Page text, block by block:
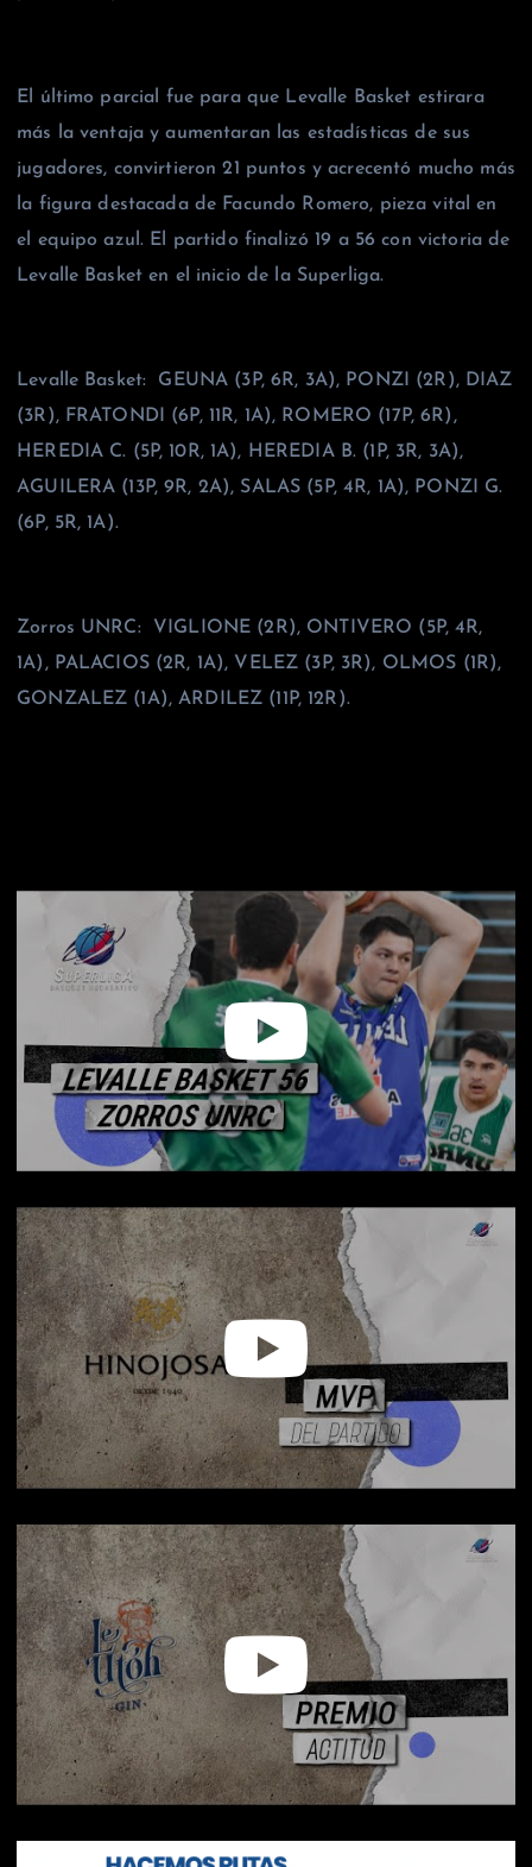
El último parcial fue para que Levalle Basket estirara
más la ventaja y aumentaran las estadísticas de sus
jugadores, convirtieron 21 puntos y acrecentó mucho más
la figura destacada de Facundo Romero, pieza vital en
el equipo azul. El partido finalizó 19 a 56 con victoria de
Levalle Basket en el inicio de la Superliga.
Levalle Basket: GEUNA (3P, 6R, 3A), PONZI (2R), DIAZ
(3R), FRATONDI (6P, 11R, 1A), ROMERO (17P, 6R),
HEREDIA C. (5P, 10R, 1A), HEREDIA B. (1P, 3R, 3A),
AGUILERA (13P, 9R, 2A), SALAS (5P, 4R, 1A), PONZI G.
(6P, 5R, 1A).
Zorros UNRC: VIGLIONE (2R), ONTIVERO (5P, 4R,
1A), PALACIOS (2R, 1A), VELEZ (3P, 3R), OLMOS (1R),
GONZALEZ (1A), ARDILEZ (11P, 12R).